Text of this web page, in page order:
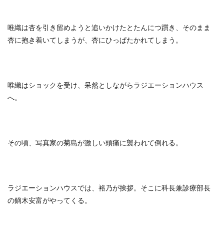
唯織は杏を引き留めようと追いかけたとたんにつ躓き、そのまま
杏に抱き着いてしまうが、杏にひっぱたかれてしまう。
唯織はショックを受け、呆然としながらラジエーションハウス
へ。
その頃、写真家の菊島が激しい頭痛に襲われて倒れる。
ラジエーションハウスでは、裕乃が挨拶。そこに科長兼診療部長
の鏑木安富がやってくる。